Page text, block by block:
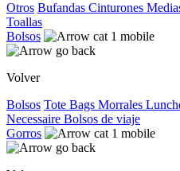
Otros Bufandas Cinturones
Toallas
Bolsos
Volver
Bolsos Tote Bags Morrales
Necessaire Bolsos de viaje
Gorros